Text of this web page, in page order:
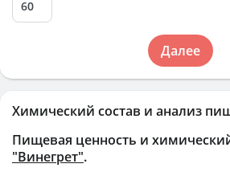
Химический состав и анализ
Пищевая ценность и
"Винегрет".
Далее